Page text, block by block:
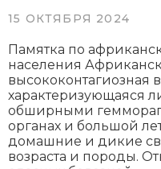
15 ОКТЯБРЯ 2024
Памятка по
населения
высококонтагиозная
характеризующаяся
обширными
органах и большой
домашние и дикие
возраста и породы.